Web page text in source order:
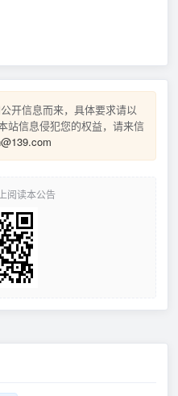
开信息而来，具体要求请以
站信息侵犯您的权益，请来信
阅读本公告